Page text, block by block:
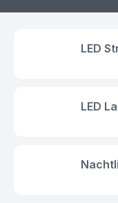
LED
LED